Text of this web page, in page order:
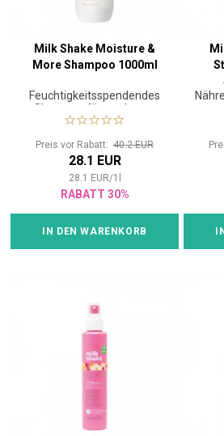
Milk Shake Moisture &
More Shampoo 1000ml
Feuchtigkeitsspendendes
Shampoo für trockenes
Haar
Preis vor Rabatt: 40.2 EUR
28.1 EUR
28.1 EUR/1
RABATT 30%
IN DEN WARENKORB